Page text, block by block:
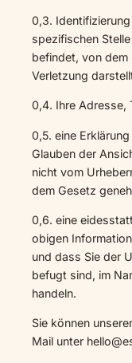
0,3.
spezifischen
befindet, von dem
Verletzung
0,4. Ihre Adresse,
0,5. eine
Glauben der
nicht vom
dem Gesetz
0,6. eine
obigen
und dass Sie der
befugt sind, im
handeln.
Sie können
Mail unter